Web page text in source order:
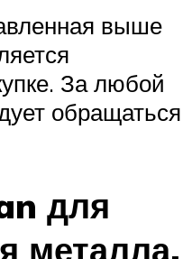
выше
За любой
обращаться
для
металла,